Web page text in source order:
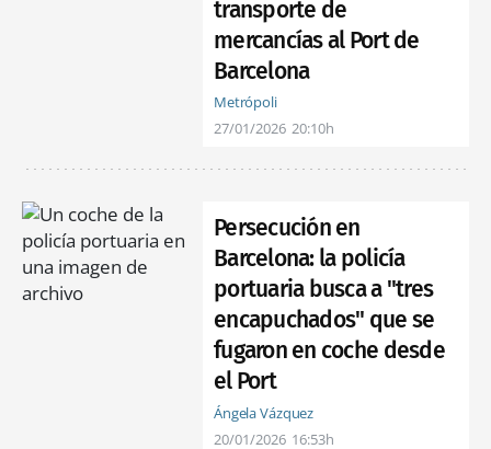
transporte de
mercancías al Port de
Barcelona
Metrópoli
27/01/2026 20:10h
Persecución en
Barcelona: la policía
portuaria busca a "tres
encapuchados" que se
fugaron en coche desde
el Port
Ángela Vázquez
20/01/2026 16:53h